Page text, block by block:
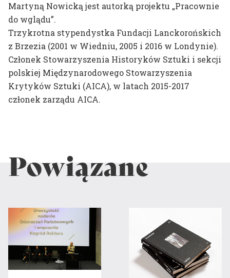
Martyną Nowicką jest autorką projektu „Pracownie
do wglądu”.
Trzykrotna stypendystka Fundacji Lanckorońskich
z Brzezia (2001 w Wiedniu, 2005 i 2016 w Londynie).
Członek Stowarzyszenia Historyków Sztuki i sekcji
polskiej Międzynarodowego Stowarzyszenia
Krytyków Sztuki (AICA), w latach 2015-2017
członek zarządu AICA.
Powiązane